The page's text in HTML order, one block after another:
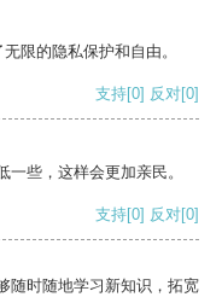
限的隐私保护和自由。
支持[0] 反对[0]
些，这样会更加亲民。
支持[0] 反对[0]
随时随地学习新知识，拓宽